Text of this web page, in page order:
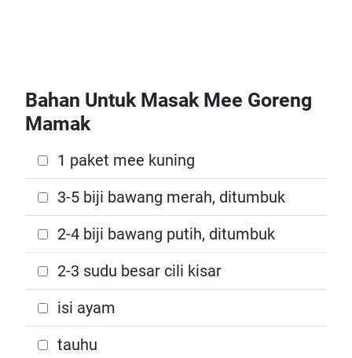
Bahan Untuk Masak Mee Goreng
Mamak
1 paket mee kuning
3-5 biji bawang merah, ditumbuk
2-4 biji bawang putih, ditumbuk
2-3 sudu besar cili kisar
isi ayam
tauhu